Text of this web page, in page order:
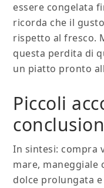
essere congelata
ricorda che il
rispetto al fresco.
questa perdita di
un piatto pronto
Piccoli
In sintesi: compra
mare, maneggiale
dolce prolungata